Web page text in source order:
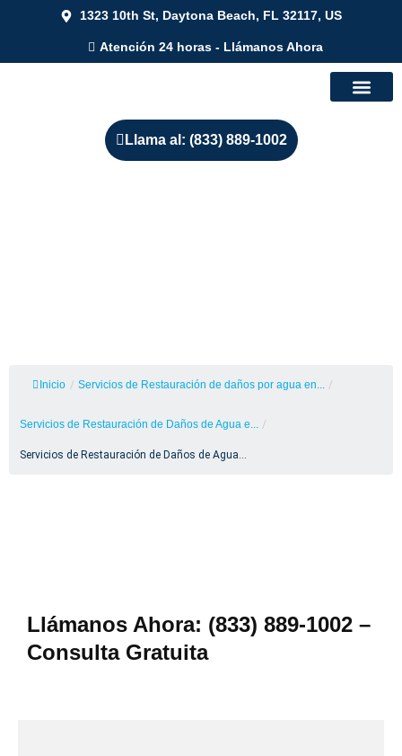
1323 10th St, Daytona Beach, FL 32117, US
Atención 24 horas - Llámanos Ahora
Llama al: (833) 889-1002
Inicio / Servicios de Restauración de daños por agua en... /
Servicios de Restauración de Daños de Agua e... /
Servicios de Restauración de Daños de Agua...
Llámanos Ahora: (833) 889-1002 –
Consulta Gratuita